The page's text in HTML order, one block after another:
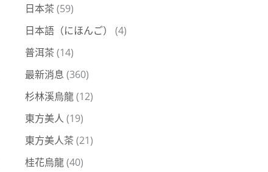
日本茶 (59)
日本語（にほんご）
(4)
普洱茶 (14)
最新消息 (360)
杉林溪烏龍(12)
東方美人 (19)
東方美人茶 (21)
桂花烏龍(40)